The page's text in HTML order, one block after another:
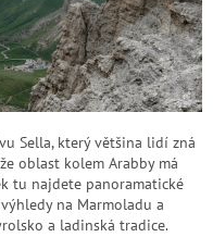
Sella, který většina lidí zná
oblast kolem Arabby má
tu najdete panoramatické
na Marmoladu a
a ladinská tradice.